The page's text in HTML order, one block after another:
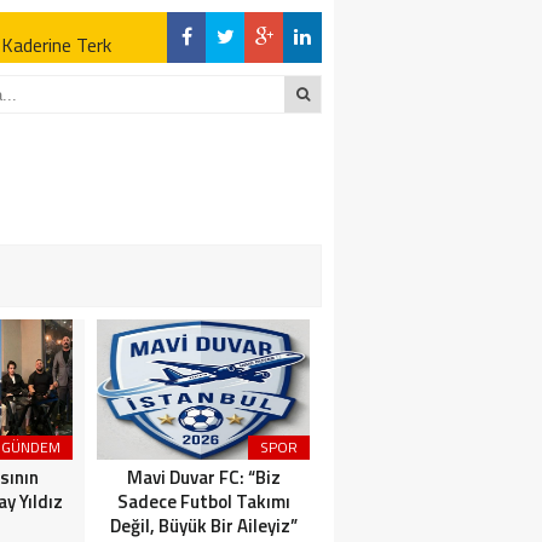
Terk
Açıklamalar
Terk
GÜNDEM
Yıldız
SPOR
Mavi Duvar FC: “Biz
Sadece Futbol Takımı
Değil, Büyük Bir Aileyiz”